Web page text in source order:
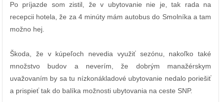
Po príjazde som zistil, že v ubytovanie nie je, tak rada na
recepcii hotela, že za 4 minúty mám autobus do Smolníka a tam
možno hej.
Škoda, že v kúpeľoch nevedia využiť sezónu, nakoľko také
množstvo budov a neverím, že dobrým manažérskym
uvažovaním by sa tu nízkonákladové ubytovanie nedalo poriešiť
a prispieť tak do balíka možnosti ubytovania na ceste SNP.